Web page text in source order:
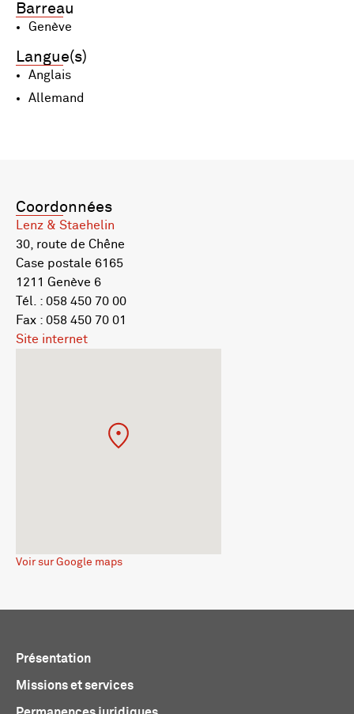
Barreau
Genève
Langue(s)
Anglais
Allemand
Coordonnées
Lenz & Staehelin
30, route de Chêne
Case postale 6165
1211 Genève 6
Tél. : 058 450 70 00
Fax : 058 450 70 01
Site internet
Voir sur Google maps
Présentation
Missions et services